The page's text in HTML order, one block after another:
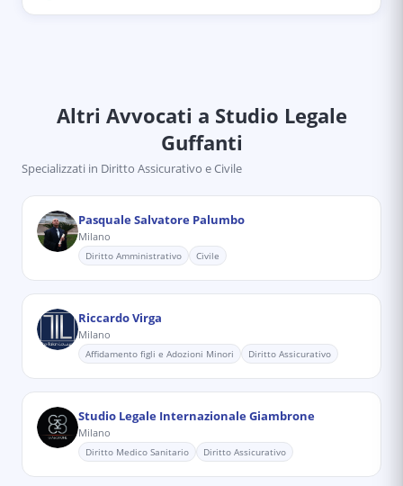
Altri Avvocati a Studio Legale
Guffanti
Specializzati in Diritto Assicurativo e Civile
Pasquale Salvatore Palumbo
Milano
Diritto Amministrativo Civile
Riccardo Virga
Milano
Affidamento figli e Adozioni Minori Diritto Assicurativo
Studio Legale Internazionale Giambrone
Milano
Diritto Medico Sanitario Diritto Assicurativo